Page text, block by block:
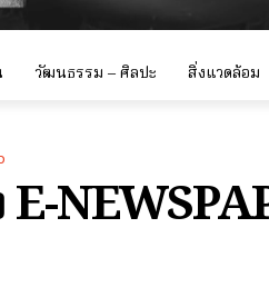
วัฒนธรรม – ศิลปะ สิ่งแวดล้อม